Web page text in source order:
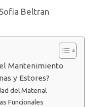
Sofia Beltran
Mantenimiento
y Estores?
del Material
Funcionales